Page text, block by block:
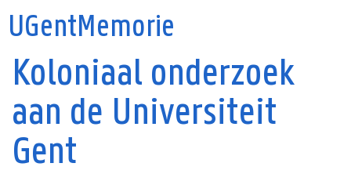
UGentMemorie
Koloniaal onderzoek
aan de Universiteit
Gent